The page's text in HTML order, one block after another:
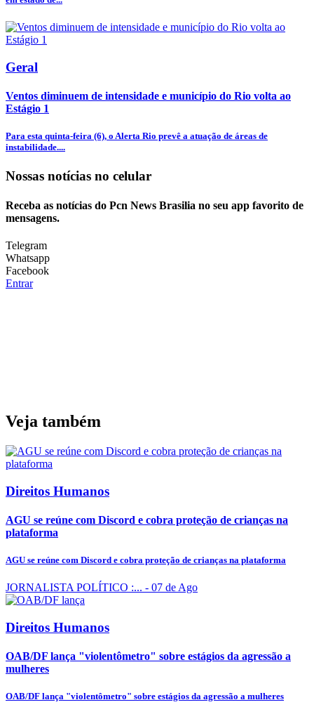
Geral
Ventos diminuem de intensidade e município do Rio volta ao
Estágio 1
Para esta quinta-feira (6), o Alerta Rio prevê a atuação de áreas de
instabilidade....
Nossas notícias no celular
Receba as notícias do Pcn News Brasilia no seu app favorito de
mensagens.
Telegram
Whatsapp
Facebook
Entrar
Veja também
Direitos Humanos
AGU se reúne com Discord e cobra proteção de crianças na
plataforma
AGU se reúne com Discord e cobra proteção de crianças na plataforma
JORNALISTA POLÍTICO :... - 07 de Ago
Direitos Humanos
OAB/DF lança "violentômetro" sobre estágios da agressão a
mulheres
OAB/DF lança "violentômetro" sobre estágios da agressão a mulheres